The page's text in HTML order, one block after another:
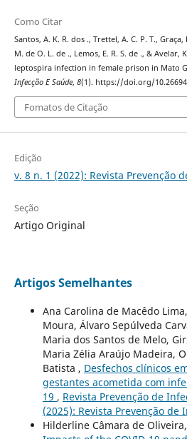
Como Citar
Santos, A. K. R. dos ., Trettel, A. C. P. T., Graça,
M. de O. L. de ., Lemos, E. R. S. de ., & Avelar,
leptospira infection in female prison in Mato
Infecção E Saúde, 8(1). https://doi.org/
Fomatos de Citação
Edição
v. 8 n. 1 (2022): Revista Prevenção
Seção
Artigo Original
Artigos Semelhantes
Ana Carolina de Macêdo
Moura, Álvaro Sepúlveda
Maria dos Santos de Melo,
Maria Zélia Araújo Madeira,
Batista , Desfechos clínicos
gestantes acometida com
19 , Revista Prevenção de
(2025): Revista Prevenção de
Hilderline Câmara de